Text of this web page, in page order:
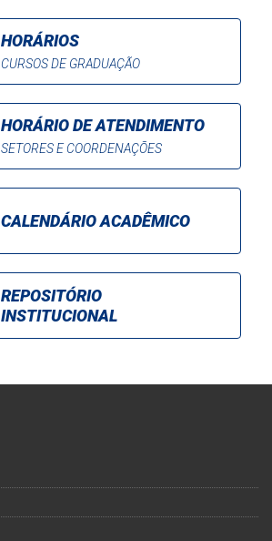
HORÁRIOS
CURSOS DE GRADUAÇÃO
HORÁRIO DE ATENDIMENTO
SETORES E COORDENAÇÕES
CALENDÁRIO ACADÊMICO
REPOSITÓRIO
INSTITUCIONAL